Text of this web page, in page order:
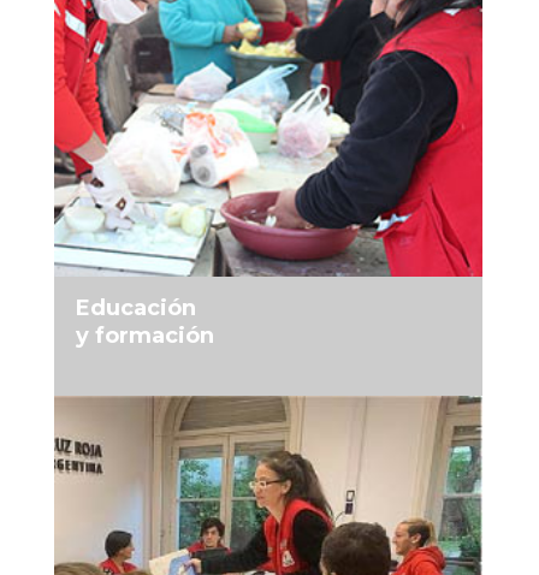
MÁS INFORMACIÓN
Educación
y formación